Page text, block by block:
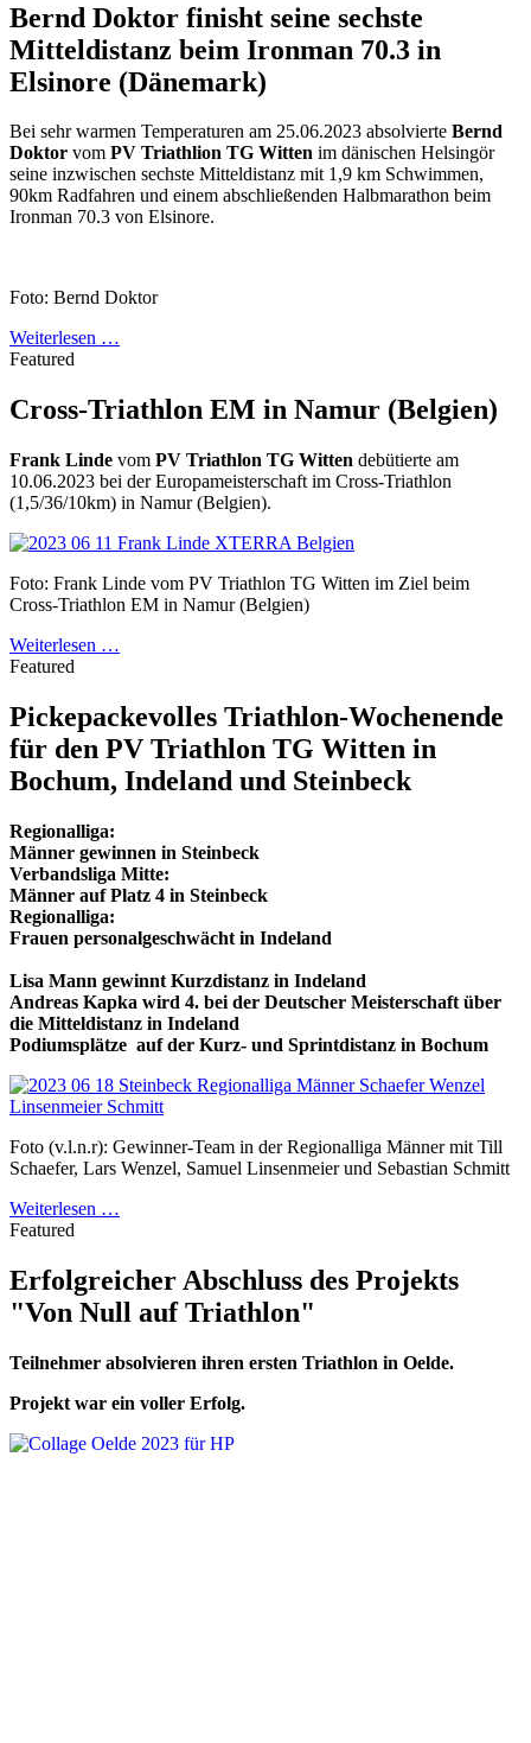
Bernd Doktor finisht seine sechste
Mitteldistanz beim Ironman 70.3 in
Elsinore (Dänemark)
Bei sehr warmen Temperaturen am 25.06.2023 absolvierte Bernd
Doktor vom PV Triathlion TG Witten im dänischen Helsingör
seine inzwischen sechste Mitteldistanz mit 1,9 km Schwimmen,
90km Radfahren und einem abschließenden Halbmarathon beim
Ironman 70.3 von Elsinore.
Foto: Bernd Doktor
Weiterlesen …
Featured
Cross-Triathlon EM in Namur (Belgien)
Frank Linde vom PV Triathlon TG Witten debütierte am
10.06.2023 bei der Europameisterschaft im Cross-Triathlon
(1,5/36/10km) in Namur (Belgien).
Foto: Frank Linde vom PV Triathlon TG Witten im Ziel beim
Cross-Triathlon EM in Namur (Belgien)
Weiterlesen …
Featured
Pickepackevolles Triathlon-Wochenende
für den PV Triathlon TG Witten in
Bochum, Indeland und Steinbeck
Regionalliga:
Männer gewinnen in Steinbeck
Verbandsliga Mitte:
Männer auf Platz 4 in Steinbeck
Regionalliga:
Frauen personalgeschwächt in Indeland
Lisa Mann gewinnt Kurzdistanz in Indeland
Andreas Kapka wird 4. bei der Deutscher Meisterschaft über
die Mitteldistanz in Indeland
Podiumsplätze auf der Kurz- und Sprintdistanz in Bochum
Foto (v.l.n.r): Gewinner-Team in der Regionalliga Männer mit Till
Schaefer, Lars Wenzel, Samuel Linsenmeier und Sebastian Schmitt
Weiterlesen …
Featured
Erfolgreicher Abschluss des Projekts
"Von Null auf Triathlon"
Teilnehmer absolvieren ihren ersten Triathlon in Oelde.
Projekt war ein voller Erfolg.